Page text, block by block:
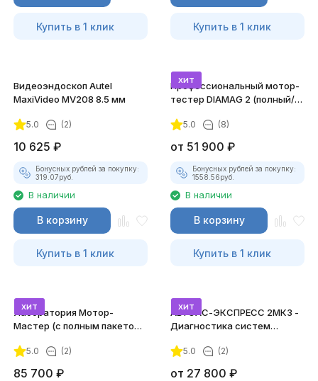
Купить в 1 клик Купить в 1 клик
Видеоэндоскоп Autel
MaxiVideo MV208 8.5 мм
5.0 (2)
10 625 ₽
Бонусных рублей за покупку:
319.07руб.
В наличии
В корзину
Купить в 1 клик
хит
Профессиональный мотор-
тестер DIAMAG 2 (полный/
5.0 (8)
от 51 900 ₽
Бонусных рублей за покупку:
1558.56руб.
В наличии
В корзину
Купить в 1 клик
хит
Лаборатория Мотор-
Мастер (с полным пакетом
5.0 (2)
85 700 ₽
хит
АВТОАС-ЭКСПРЕСС 2МК3 -
Диагностика систем
5.0 (2)
от 27 800 ₽